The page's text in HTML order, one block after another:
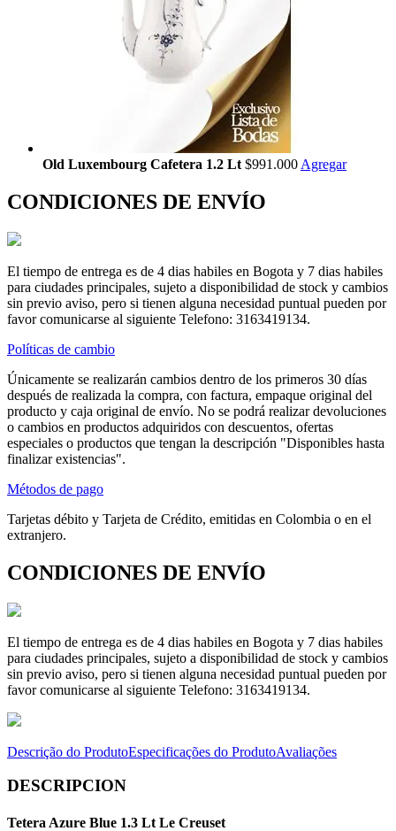
Old Luxembourg Cafetera 1.2 Lt $991.000 Agregar
CONDICIONES DE ENVÍO
El tiempo de entrega es de 4 dias habiles en Bogota y 7 dias habiles
para ciudades principales, sujeto a disponibilidad de stock y cambios
sin previo aviso, pero si tienen alguna necesidad puntual pueden por
favor comunicarse al siguiente Telefono: 3163419134.
Políticas de cambio
Únicamente se realizarán cambios dentro de los primeros 30 días
después de realizada la compra, con factura, empaque original del
producto y caja original de envío. No se podrá realizar devoluciones
o cambios en productos adquiridos con descuentos, ofertas
especiales o productos que tengan la descripción "Disponibles hasta
finalizar existencias".
Métodos de pago
Tarjetas débito y Tarjeta de Crédito, emitidas en Colombia o en el
extranjero.
CONDICIONES DE ENVÍO
El tiempo de entrega es de 4 dias habiles en Bogota y 7 dias habiles
para ciudades principales, sujeto a disponibilidad de stock y cambios
sin previo aviso, pero si tienen alguna necesidad puntual pueden por
favor comunicarse al siguiente Telefono: 3163419134.
Descrição do ProdutoEspecificações do ProdutoAvaliações
DESCRIPCION
Tetera Azure Blue 1.3 Lt Le Creuset